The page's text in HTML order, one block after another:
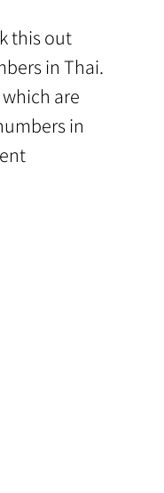
this out
in Thai.
are
in